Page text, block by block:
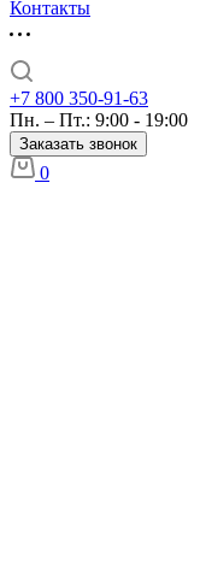
Контакты
+7 800 350-91-63
Пн. – Пт.: 9:00 - 19:00
Заказать звонок
0